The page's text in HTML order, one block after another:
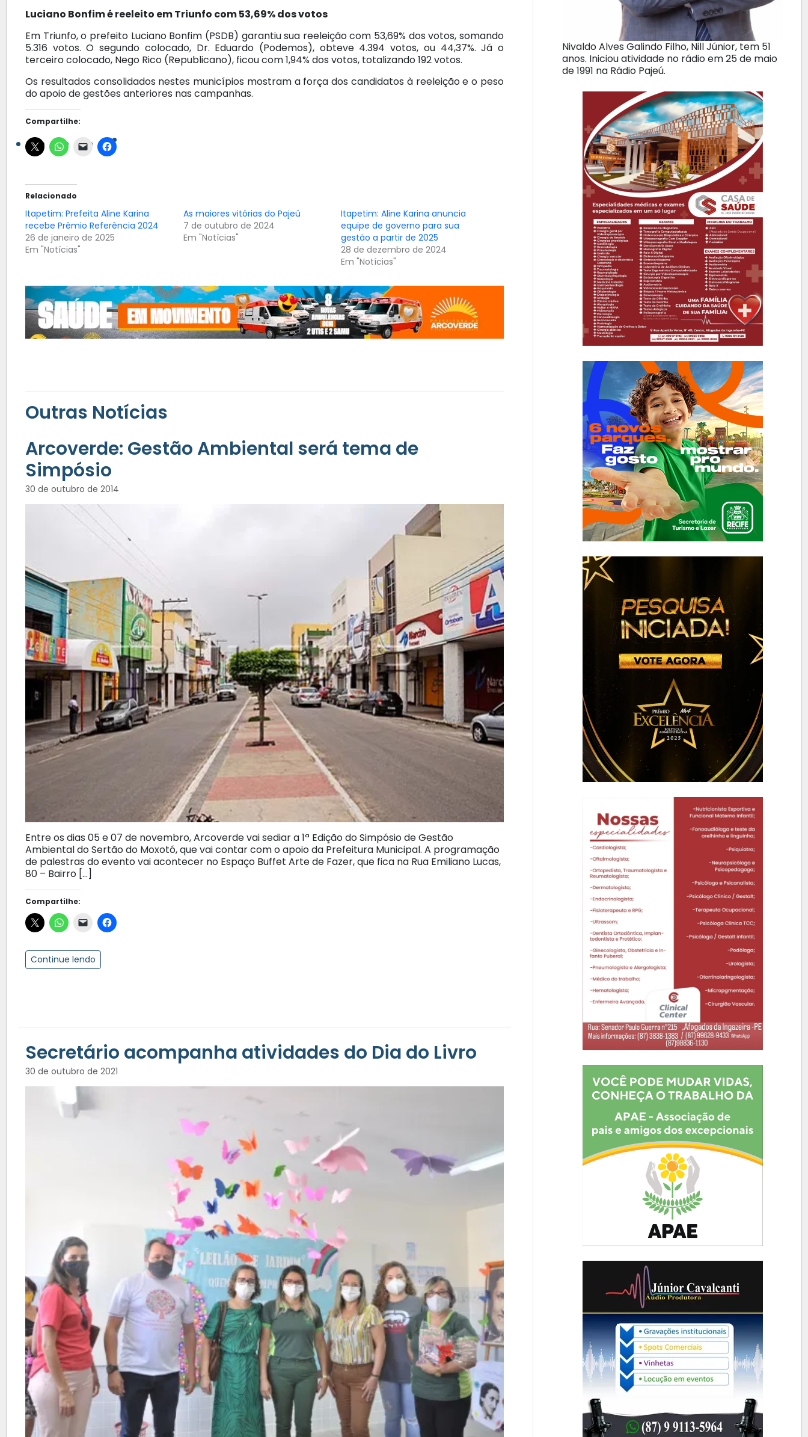
Luciano Bonfim é reeleito em Triunfo com 53,69% dos votos
Em Triunfo, o prefeito Luciano Bonfim (PSDB) garantiu sua reeleição com 53,69% dos votos, somando
5.316 votos. O segundo colocado, Dr. Eduardo (Podemos), obteve 4.394 votos, ou 44,37%. Já o
terceiro colocado, Nego Rico (Republicano), ficou com 1,94% dos votos, totalizando 192 votos.
Os resultados consolidados nestes municípios mostram a força dos candidatos à reeleição e o peso
do apoio de gestões anteriores nas campanhas.
Compartilhe:
Relacionado
Itapetim: Prefeita Aline Karina
recebe Prêmio Referência 2024
26 de janeiro de 2025
Em "Notícias"
As maiores vitórias do Pajeú
7 de outubro de 2024
Em "Notícias"
Itapetim: Aline Karina anuncia
equipe de governo para sua
gestão a partir de 2025
28 de dezembro de 2024
Em "Notícias"
Outras Notícias
Arcoverde: Gestão Ambiental será tema de
Simpósio
30 de outubro de 2014
Entre os dias 05 e 07 de novembro, Arcoverde vai sediar a 1ª Edição do Simpósio de Gestão
Ambiental do Sertão do Moxotó, que vai contar com o apoio da Prefeitura Municipal. A programação
de palestras do evento vai acontecer no Espaço Buffet Arte de Fazer, que fica na Rua Emiliano Lucas,
80 – Bairro […]
Compartilhe:
Continue lendo
Secretário acompanha atividades do Dia do Livro
30 de outubro de 2021
Nivaldo Alves Galindo Filho, Nill Júnior, tem 51
anos. Iniciou atividade no rádio em 25 de maio
de 1991 na Rádio Pajeú.